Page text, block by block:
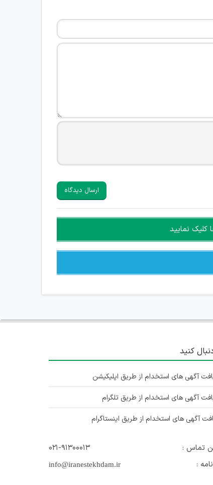
ارسال دیدگاه
کلیک نمایید
کنید
آگهی های استخدام از طریق اپلیکیشن
آگهی های استخدام از طریق تلگرام
آگهی های استخدام از طریق اینستاگرام
تماس :
۰۲۱-۹۱۳۰۰۰۱۳
:
info@iranestekhdam.ir